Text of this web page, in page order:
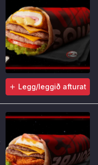
Legg/leggið afturat